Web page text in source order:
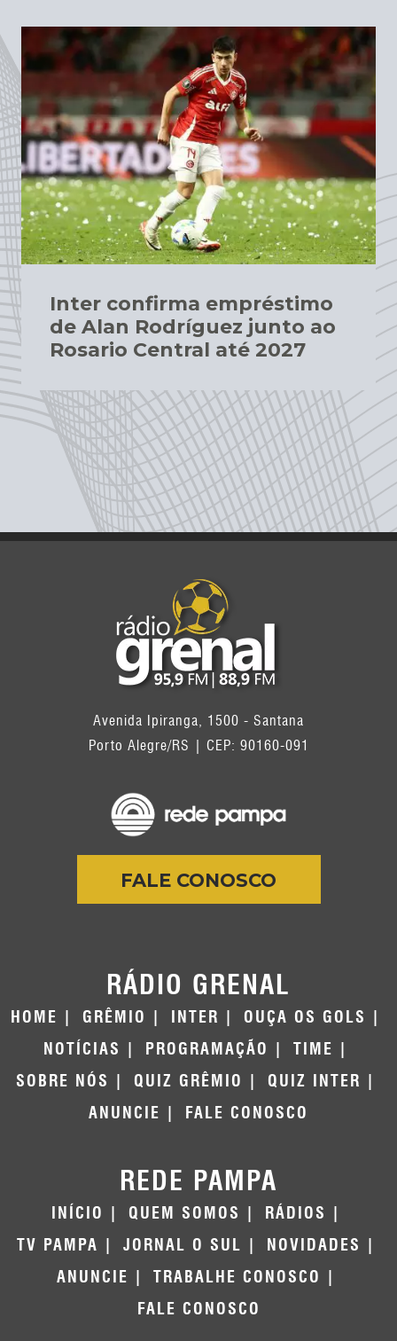
Inter confirma empréstimo
de Alan Rodríguez junto ao
Rosario Central até 2027
Avenida Ipiranga, 1500 - Santana
Porto Alegre/RS | CEP: 90160-091
FALE CONOSCO
RÁDIO GRENAL
HOME GRÊMIO INTER
OUÇA OS GOLS
NOTÍCIAS
PROGRAMAÇÃO
TIME
SOBRE NÓS
QUIZ GRÊMIO
QUIZ INTER
ANUNCIE
FALE CONOSCO
REDE PAMPA
INÍCIO QUEM SOMOS
RÁDIOS
TV PAMPA
JORNAL O SUL
NOVIDADES
ANUNCIE
TRABALHE CONOSCO
FALE CONOSCO